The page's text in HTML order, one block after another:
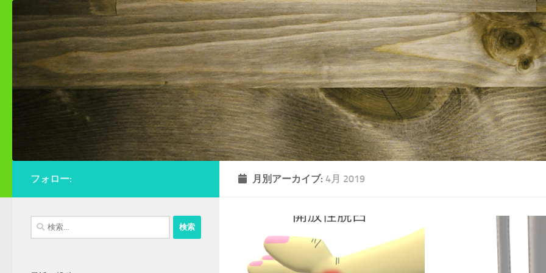
コンテンツへスキップ
月別アーカイブ: 4月 2019
フォロー:
検
索: